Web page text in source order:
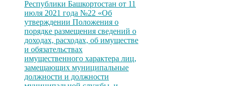
Республики Башкортостан от 11
июля 2021 года №22 «Об
утверждении Положения о
порядке размещения сведений о
доходах, расходах, об имуществе
и обязательствах
имущественного характера лиц,
замещающих муниципальные
должности и должности